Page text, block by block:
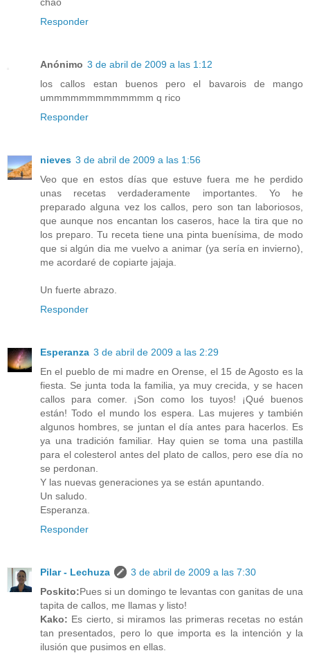
chao
Responder
Anónimo 3 de abril de 2009 a las 1:12
los callos estan buenos pero el bavarois de mango
ummmmmmmmmmmmm q rico
Responder
nieves 3 de abril de 2009 a las 1:56
Veo que en estos días que estuve fuera me he perdido
unas recetas verdaderamente importantes. Yo he
preparado alguna vez los callos, pero son tan laboriosos,
que aunque nos encantan los caseros, hace la tira que no
los preparo. Tu receta tiene una pinta buenísima, de modo
que si algún dia me vuelvo a animar (ya sería en invierno),
me acordaré de copiarte jajaja.
Un fuerte abrazo.
Responder
Esperanza 3 de abril de 2009 a las 2:29
En el pueblo de mi madre en Orense, el 15 de Agosto es la
fiesta. Se junta toda la familia, ya muy crecida, y se hacen
callos para comer. ¡Son como los tuyos! ¡Qué buenos
están! Todo el mundo los espera. Las mujeres y también
algunos hombres, se juntan el día antes para hacerlos. Es
ya una tradición familiar. Hay quien se toma una pastilla
para el colesterol antes del plato de callos, pero ese día no
se perdonan.
Y las nuevas generaciones ya se están apuntando.
Un saludo.
Esperanza.
Responder
Pilar - Lechuza
3 de abril de 2009 a las 7:30
Poskito:Pues si un domingo te levantas con ganitas de una
tapita de callos, me llamas y listo!
Kako: Es cierto, si miramos las primeras recetas no están
tan presentados, pero lo que importa es la intención y la
ilusión que pusimos en ellas.